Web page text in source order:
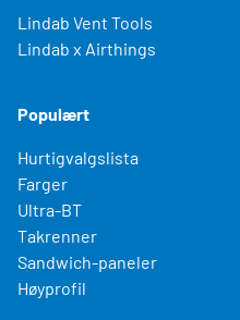
Lindab Vent Tools
Lindab x Airthings
Populært
Hurtigvalgslista
Farger
Ultra-BT
Takrenner
Sandwich-paneler
Høyprofil